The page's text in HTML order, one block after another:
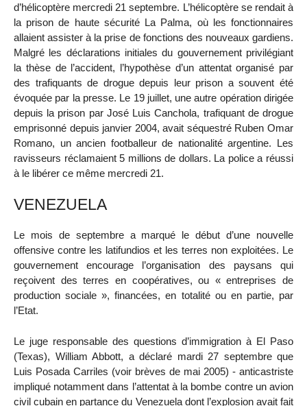
d’hélicoptère mercredi 21 septembre. L’hélicoptère se rendait à
la prison de haute sécurité La Palma, où les fonctionnaires
allaient assister à la prise de fonctions des nouveaux gardiens.
Malgré les déclarations initiales du gouvernement privilégiant
la thèse de l’accident, l’hypothèse d’un attentat organisé par
des trafiquants de drogue depuis leur prison a souvent été
évoquée par la presse. Le 19 juillet, une autre opération dirigée
depuis la prison par José Luis Canchola, trafiquant de drogue
emprisonné depuis janvier 2004, avait séquestré Ruben Omar
Romano, un ancien footballeur de nationalité argentine. Les
ravisseurs réclamaient 5 millions de dollars. La police a réussi
à le libérer ce même mercredi 21.
VENEZUELA
Le mois de septembre a marqué le début d’une nouvelle
offensive contre les latifundios et les terres non exploitées. Le
gouvernement encourage l’organisation des paysans qui
reçoivent des terres en coopératives, ou « entreprises de
production sociale », financées, en totalité ou en partie, par
l’Etat.
Le juge responsable des questions d’immigration à El Paso
(Texas), William Abbott, a déclaré mardi 27 septembre que
Luis Posada Carriles (voir brèves de mai 2005) - anticastriste
impliqué notamment dans l’attentat à la bombe contre un avion
civil cubain en partance du Venezuela dont l’explosion avait fait